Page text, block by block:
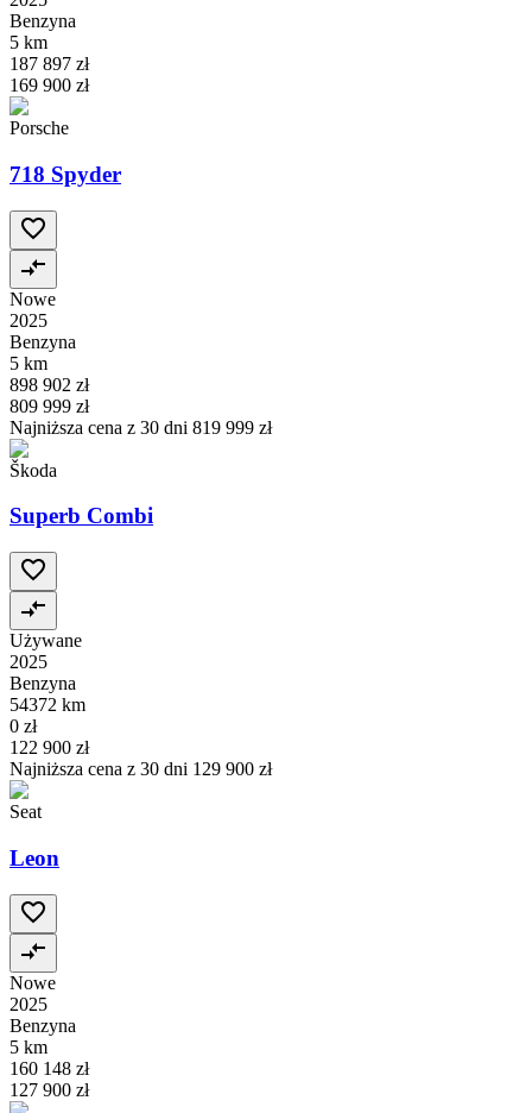
Benzyna
5 km
187 897 zł
169 900 zł
Porsche
718 Spyder
Nowe
2025
Benzyna
5 km
898 902 zł
809 999 zł
Najniższa cena z 30 dni 819 999 zł
Škoda
Superb Combi
Używane
2025
Benzyna
54372 km
0 zł
122 900 zł
Najniższa cena z 30 dni 129 900 zł
Seat
Leon
Nowe
2025
Benzyna
5 km
160 148 zł
127 900 zł